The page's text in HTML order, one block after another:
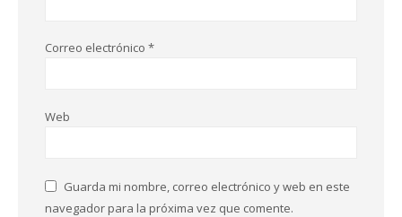
Correo electrónico *
Web
Guarda mi nombre, correo electrónico y web en este
navegador para la próxima vez que comente.